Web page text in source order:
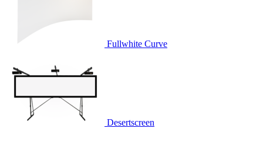
Fullwhite Curve
Desertscreen